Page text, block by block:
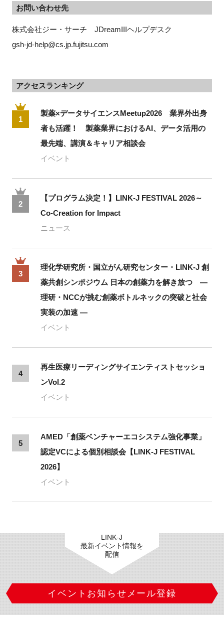
お問い合わせ先
株式会社ジー・サーチ　JDreamIIIヘルプデスク
gsh-jd-help@cs.jp.fujitsu.com
アクセスランキング
1
製薬×データサイエンスMeetup2026 業界外出身
者も活躍！ 製薬業界におけるAI、データ活用の
最先端、講演＆キャリア相談会
イベント
2
【プログラム決定！】LINK-J FESTIVAL 2026～
Co-Creation for Impact
ニュース
3
理化学研究所・国立がん研究センター・LINK-J 創
薬共創シンポジウム 日本の創薬力を解き放つ ―
理研・NCCが挑む創薬ボトルネックの突破と社会
実装の加速 ―
イベント
4
再生医療リーディングサイエンティストセッショ
ンVol.2
イベント
5
AMED「創薬ベンチャーエコシステム強化事業」
認定VCによる個別相談会【LINK-J FESTIVAL
2026】
イベント
LINK-J
最新イベント情報を
配信
イベントお知らせメール登録